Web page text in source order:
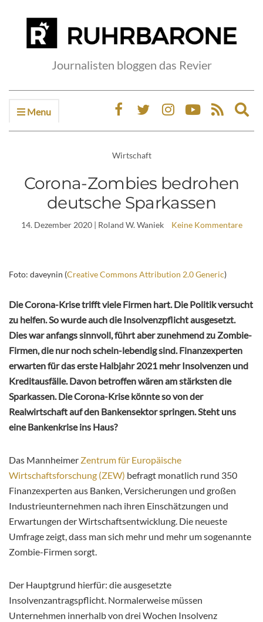
Journalisten bloggen das Revier
Menu
Wirtschaft
Corona-Zombies bedrohen
deutsche Sparkassen
14. Dezember 2020| Roland W. Waniek Keine Kommentare
Foto: daveynin (Creative Commons Attribution 2.0 Generic)
Die Corona-Krise trifft viele Firmen hart. Die Politik versucht
zu helfen. So wurde auch die Insolvenzpflicht ausgesetzt.
Dies war anfangs sinnvoll, führt aber zunehmend zu Zombie-
Firmen, die nur noch schein-lebendig sind. Finanzexperten
erwarten für das erste Halbjahr 2021 mehr Insolvenzen und
Kreditausfälle. Davon betroffen wären am stärksten die
Sparkassen. Die Corona-Krise könnte so von der
Realwirtschaft auf den Bankensektor springen. Steht uns
eine Bankenkrise ins Haus?
Das Mannheimer Zentrum für Europäische
Wirtschaftsforschung (ZEW) befragt monatlich rund 350
Finanzexperten aus Banken, Versicherungen und großen
Industrieunternehmen nach ihren Einschätzungen und
Erwartungen der Wirtschaftsentwicklung. Die neueste
Umfrage zeigt, dass man sich mehr und mehr um sogenannte
Zombie-Firmen sorgt.
Der Hauptgrund hierfür: die ausgesetzte
Insolvenzantragspflicht. Normalerweise müssen
Unternehmen innerhalb von drei Wochen Insolvenz